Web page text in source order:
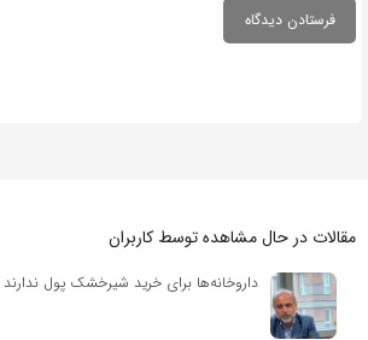
مقالات در حال مشاهده توسط کاربران
داروخانه‌ها برای خرید شیرخشک پول ندارند